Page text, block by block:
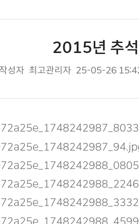
2015년 추
성자 최고관리자 25-05-26